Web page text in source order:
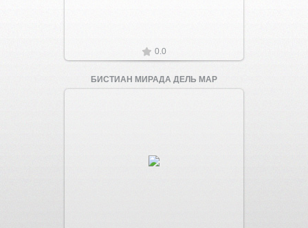
0.0
БИСТИАН МИРАДА ДЕЛЬ МАР
Увеличить